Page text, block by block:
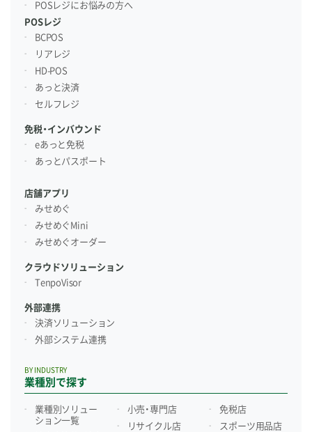
POSレジにお悩みの方へ
POSレジ
BCPOS
リアレジ
HD-POS
あっと決済
セルフレジ
免税・インバウンド
eあっと免税
あっとパスポート
店舗アプリ
みせめぐ
みせめぐMini
みせめぐオーダー
クラウドソリューション
TenpoVisor
外部連携
決済ソリューション
外部システム連携
業種別で探す
BY INDUSTRY
業種別ソリュー
ション一覧
小売・専門店
リサイクル店
免税店
スポーツ用品店